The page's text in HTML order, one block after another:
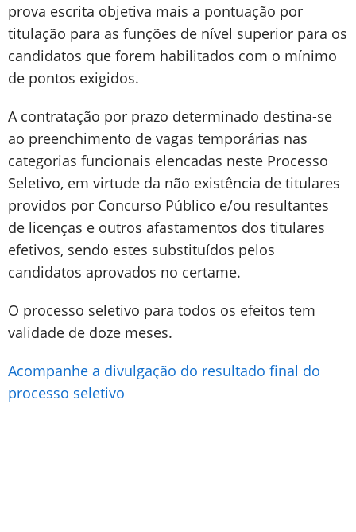
prova escrita objetiva mais a pontuação por
titulação para as funções de nível superior para os
candidatos que forem habilitados com o mínimo
de pontos exigidos.
A contratação por prazo determinado destina-se
ao preenchimento de vagas temporárias nas
categorias funcionais elencadas neste Processo
Seletivo, em virtude da não existência de titulares
providos por Concurso Público e/ou resultantes
de licenças e outros afastamentos dos titulares
efetivos, sendo estes substituídos pelos
candidatos aprovados no certame.
O processo seletivo para todos os efeitos tem
validade de doze meses.
Acompanhe a divulgação do resultado final do
processo seletivo